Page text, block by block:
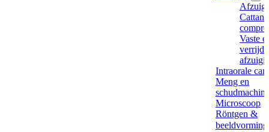
Cattani
Vaste
Intraorale
Meng en
Microscoop
Röntgen &
beeldvorming